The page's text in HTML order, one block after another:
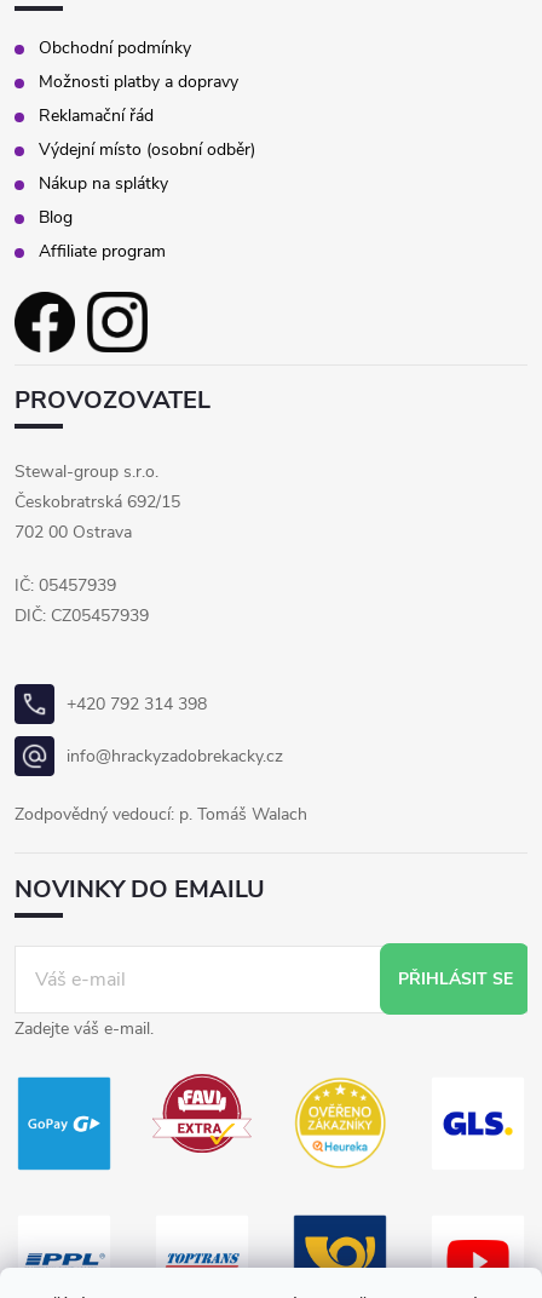
Obchodní podmínky
Možnosti platby a dopravy
Reklamační řád
Výdejní místo (osobní odběr)
Nákup na splátky
Blog
Affiliate program
PROVOZOVATEL
Stewal-group s.r.o.
Českobratrská 692/15
702 00 Ostrava
IČ: 05457939
DIČ: CZ05457939
+420 792 314 398
info@hrackyzadobrekacky.cz
Zodpovědný vedoucí: p. Tomáš Walach
NOVINKY DO EMAILU
PŘIHLÁSIT SE
Zadejte váš e-mail.